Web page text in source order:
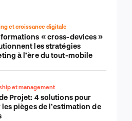
et croissance digitale
« cross-devices »
les stratégies
à l’ère du tout-mobile
et management
Projet: 4 solutions pour
pièges de l’estimation de